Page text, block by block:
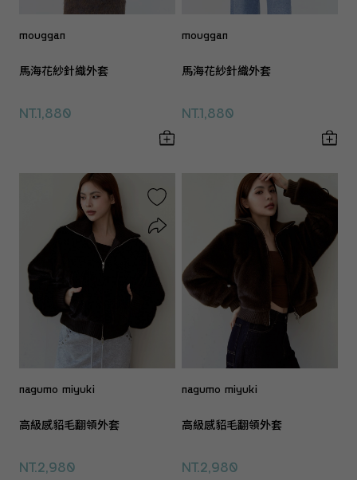
mouggan
馬海花紗針織外套
NT.1,880
mouggan
馬海花紗針織外套
NT.1,880
nagumo miyuki
高級感貂毛翻領外套
NT.2,980
nagumo miyuki
高級感貂毛翻領外套
NT.2,980